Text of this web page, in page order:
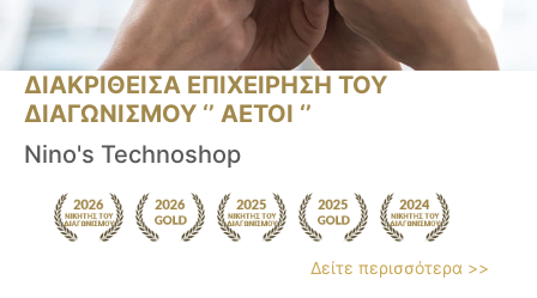
ΔΙΑΚΡΙΘΕΙΣΑ ΕΠΙΧΕΙΡΗΣΗ ΤΟΥ
ΔΙΑΓΩΝΙΣΜΟΥ ‘’ ΑΕΤΟΙ ‘’
Nino's Technoshop
Δείτε περισσότερα >>